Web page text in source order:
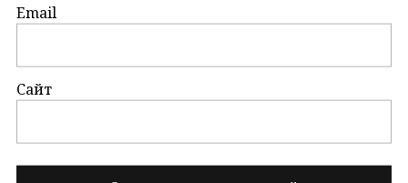
Email
Сайт